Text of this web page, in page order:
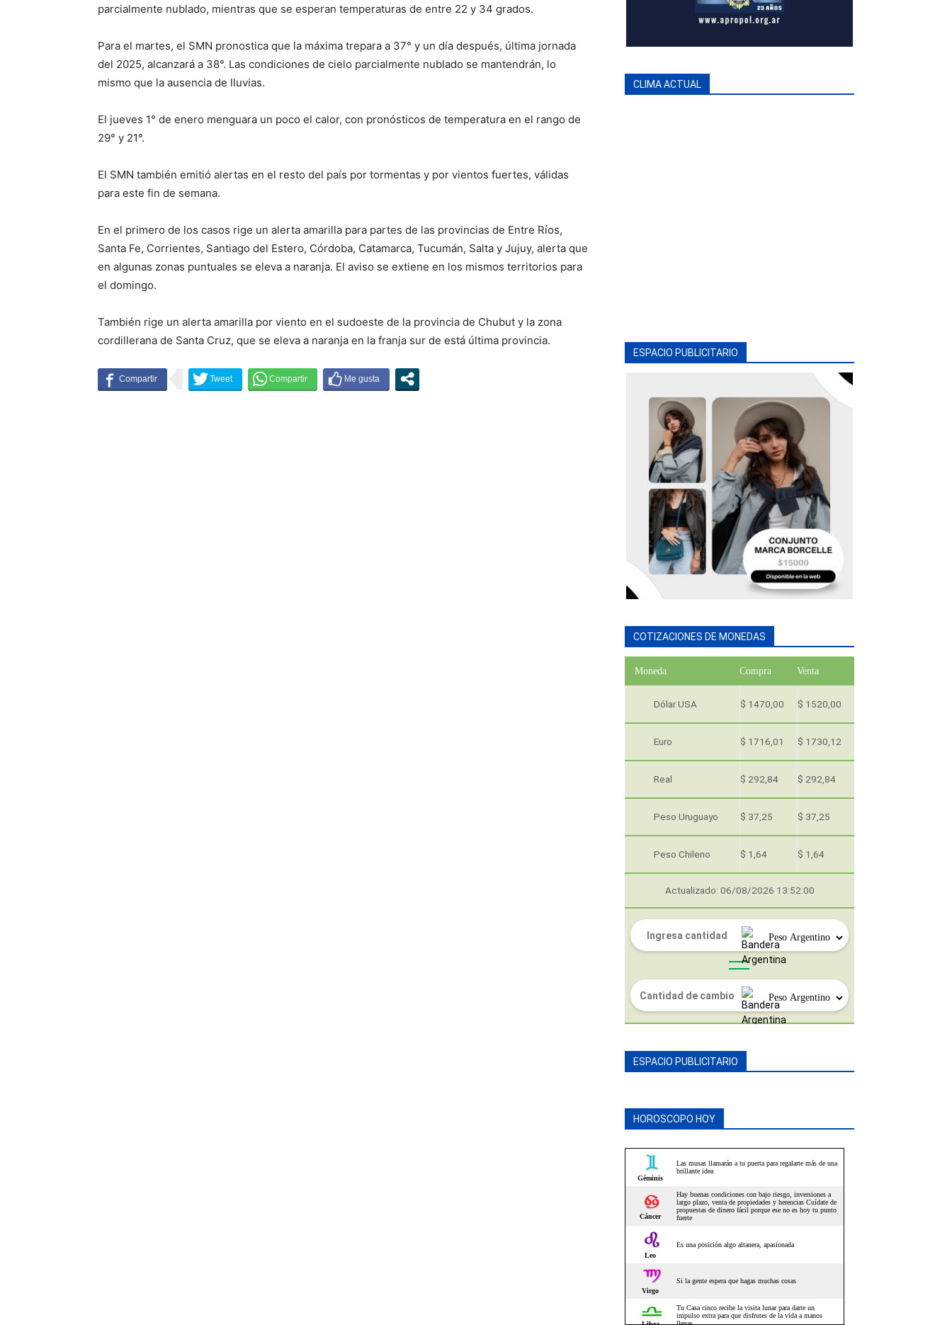
parcialmente nublado, mientras que se esperan temperaturas de entre 22 y 34 grados.
Para el martes, el SMN pronostica que la máxima trepara a 37° y un día después, última jornada
del 2025, alcanzará a 38°. Las condiciones de cielo parcialmente nublado se mantendrán, lo
mismo que la ausencia de lluvias.
El jueves 1° de enero menguara un poco el calor, con pronósticos de temperatura en el rango de
29° y 21°.
El SMN también emitió alertas en el resto del país por tormentas y por vientos fuertes, válidas
para este fin de semana.
En el primero de los casos rige un alerta amarilla para partes de las provincias de Entre Ríos,
Santa Fe, Corrientes, Santiago del Estero, Córdoba, Catamarca, Tucumán, Salta y Jujuy, alerta que
en algunas zonas puntuales se eleva a naranja. El aviso se extiene en los mismos territorios para
el domingo.
También rige un alerta amarilla por viento en el sudoeste de la provincia de Chubut y la zona
cordillerana de Santa Cruz, que se eleva a naranja en la franja sur de está última provincia.
CLIMA ACTUAL
ESPACIO PUBLICITARIO
COTIZACIONES DE MONEDAS
Moneda Compra Venta
Dólar USA $ 1470,00 $ 1520,00
Euro $ 1716,01 $ 1730,12
Real $ 292,84 $ 292,84
Peso Uruguayo $ 37,25 $ 37,25
Peso Chileno $ 1,64 $ 1,64
Actualizado: 06/08/2026 13:52:00
ESPACIO PUBLICITARIO
HOROSCOPO HOY